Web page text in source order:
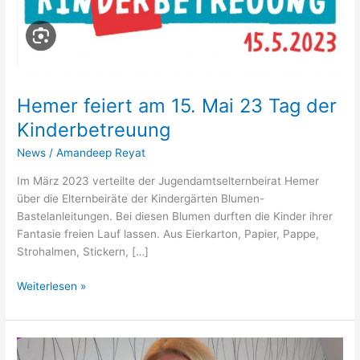
Hemer feiert am 15. Mai 23 Tag der
Kinderbetreuung
News /Amandeep Reyat
Im März 2023 verteilte der Jugendamtselternbeirat Hemer
über die Elternbeiräte der Kindergärten Blumen-
Bastelanleitungen. Bei diesen Blumen durften die Kinder ihrer
Fantasie freien Lauf lassen. Aus Eierkarton, Papier, Pappe,
Strohalmen, Stickern, […]
Hemer
am
15.
Mai
Weiterlesen »